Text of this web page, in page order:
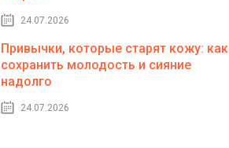
24.07.2026
Привычки, которые старят кожу: как
сохранить молодость и сияние
надолго
24.07.2026